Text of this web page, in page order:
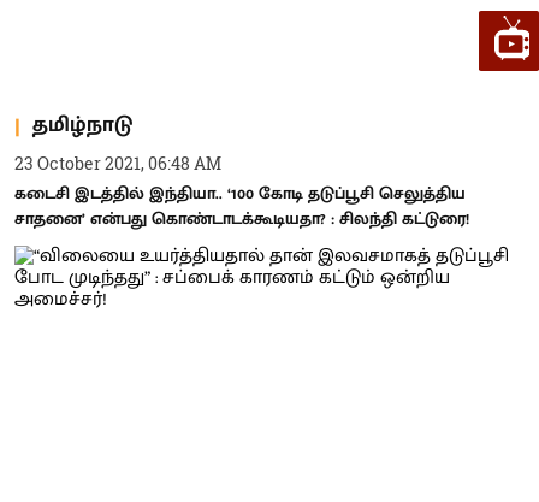
தமிழ்நாடு
23 October 2021, 06:48 AM
கடைசி இடத்தில் இந்தியா.. ‘100 கோடி தடுப்பூசி செலுத்திய
சாதனை’ என்பது கொண்டாடக்கூடியதா? : சிலந்தி கட்டுரை!